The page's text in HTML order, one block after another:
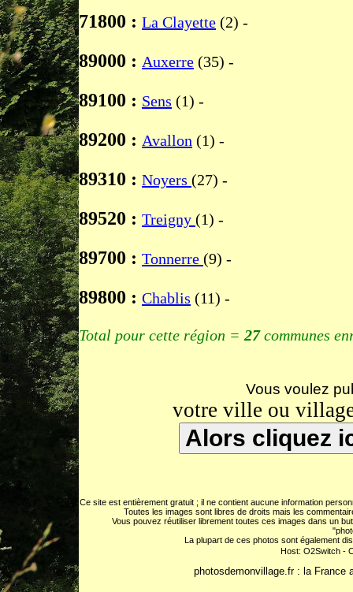
71800 : La Clayette (2) -
89000 : Auxerre (35) -
89100 : Sens (1) -
89200 : Avallon (1) -
89310 : Noyers (27) -
89520 : Treigny (1) -
89700 : Tonnerre (9) -
89800 : Chablis (11) -
Total pour cette région = 27communes
Vous voulez
votre ville ou
Ce site est entièrement gratuit ; il ne contient aucune information
Toutes les images sont libres de droits mais les
Vous pouvez réutiliser librement toutes ces images dans un
La plupart de ces photos sont également
Host: O2Switch -
photosdemonvillage.fr : la France